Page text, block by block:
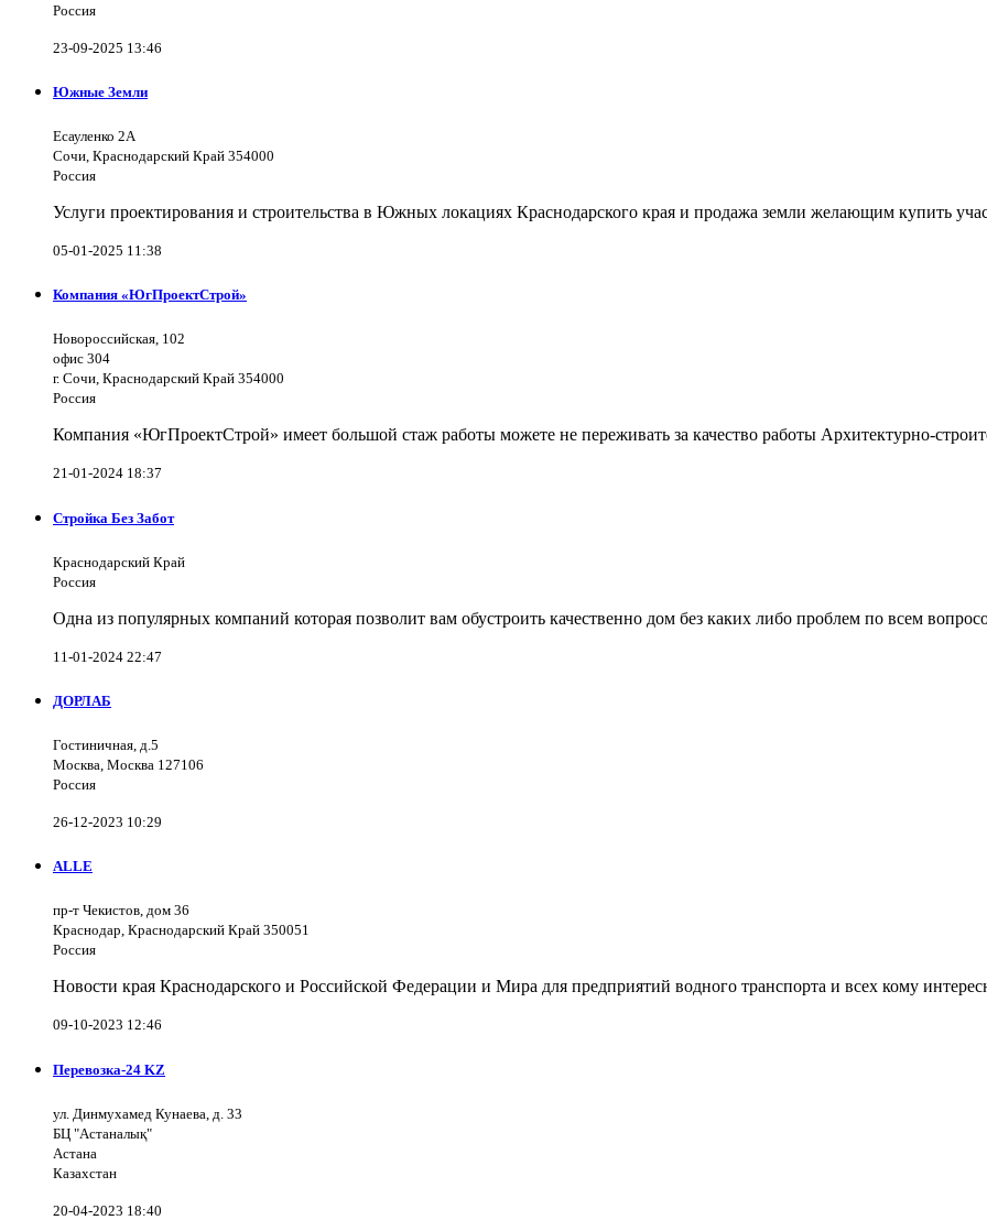
Россия
23-09-2025 13:46
Южные Земли
Есауленко 2А
Сочи, Краснодарский Край 354000
Россия
Услуги проектирования и строительства в Южных локациях Краснодарского края и продажа земли желающим купить
05-01-2025 11:38
Компания «ЮгПроектСтрой»
Новороссийская, 102
офис 304
г. Сочи, Краснодарский Край 354000
Россия
Компания «ЮгПроектСтрой» имеет большой стаж работы можете не переживать за качество работы Архитектурно-
21-01-2024 18:37
Стройка Без Забот
Краснодарский Край
Россия
Одна из популярных компаний которая позволит вам обустроить качественно дом без каких либо проблем по всем
11-01-2024 22:47
ДОРЛАБ
Гостиничная, д.5
Москва, Москва 127106
Россия
26-12-2023 10:29
ALLE
пр-т Чекистов, дом 36
Краснодар, Краснодарский Край 350051
Россия
Новости края Краснодарского и Российской Федерации и Мира для предприятий водного транспорта и всех кому
09-10-2023 12:46
Перевозка-24 KZ
ул. Динмухамед Кунаева, д. 33
БЦ "Астаналық"
Астана
Казахстан
20-04-2023 18:40